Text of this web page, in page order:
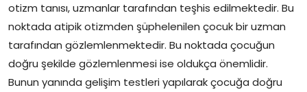
otizm tanısı, uzmanlar tarafından teşhis edilmektedir. Bu
noktada atipik otizmden şüphelenilen çocuk bir uzman
tarafından gözlemlenmektedir. Bu noktada çocuğun
doğru şekilde gözlemlenmesi ise oldukça önemlidir.
Bunun yanında gelişim testleri yapılarak çocuğa doğru